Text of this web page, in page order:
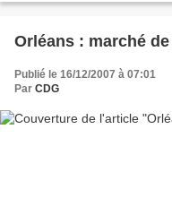
Orléans : marché
Publié le 16/12/2007 à 07:01
Par CDG